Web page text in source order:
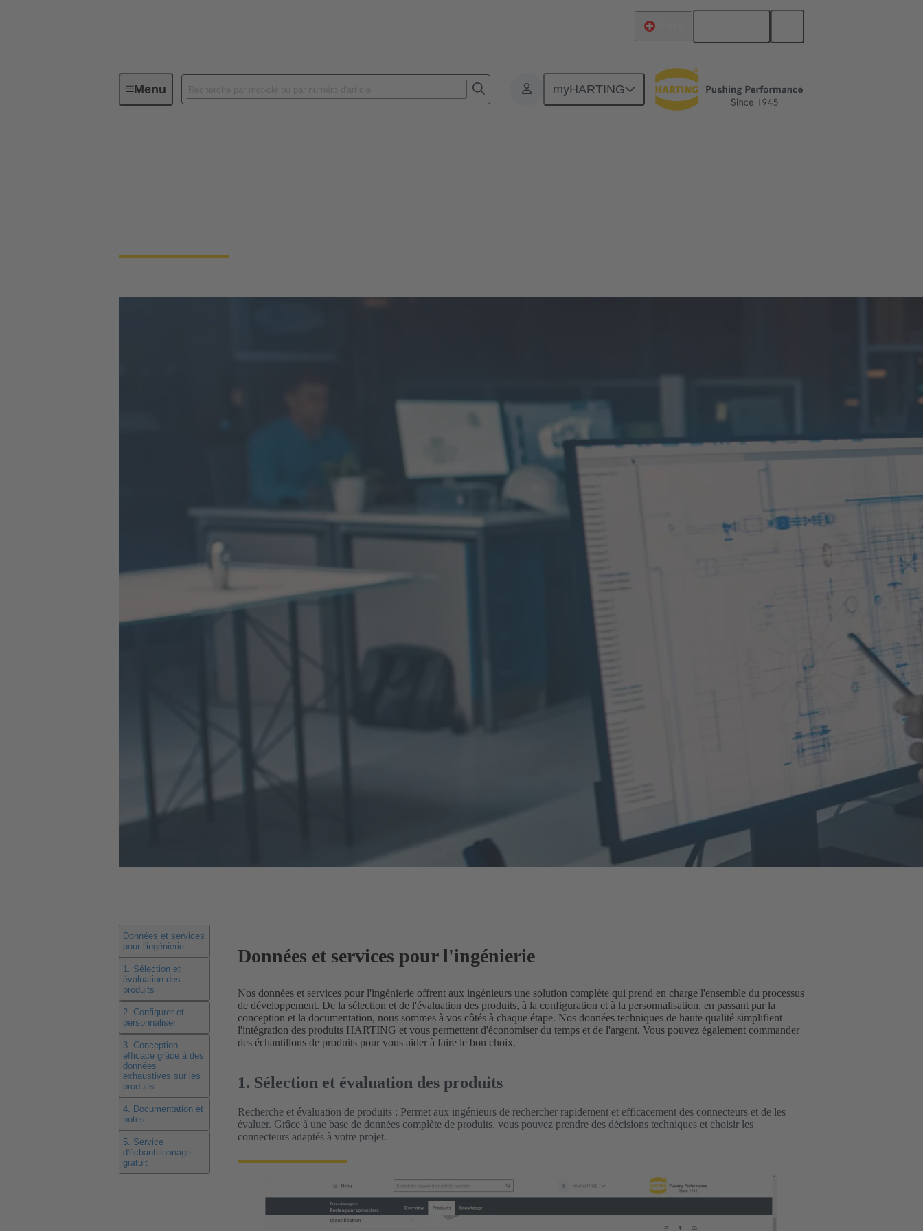
Menu myHARTING
Données d'ingénierie & Services
Données et services
pour l'ingénierie
1. Sélection et
évaluation des
produits
2. Configurer et
personnaliser
3. Conception
efficace grâce à des
données
exhaustives sur les
produits
4. Documentation et
notes
5. Service
d'échantillonnage
gratuit
Données et services pour l'ingénierie
Nos données et services pour l'ingénierie offrent aux ingénieurs une solution complète qui prend en charge l'ensemble du processus
de développement. De la sélection et de l'évaluation des produits, à la configuration et à la personnalisation, en passant par la
conception et la documentation, nous sommes à vos côtés à chaque étape. Nos données techniques de haute qualité simplifient
l'intégration des produits HARTING et vous permettent d'économiser du temps et de l'argent. Vous pouvez également commander
des échantillons de produits pour vous aider à faire le bon choix.
1. Sélection et évaluation des produits
Recherche et évaluation de produits : Permet aux ingénieurs de rechercher rapidement et efficacement des connecteurs et de les
évaluer. Grâce à une base de données complète de produits, vous pouvez prendre des décisions techniques et choisir les
connecteurs adaptés à votre projet.